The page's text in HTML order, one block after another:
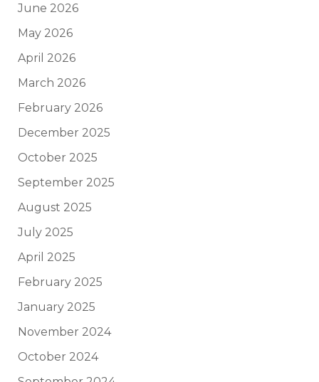
June 2026
May 2026
April 2026
March 2026
February 2026
December 2025
October 2025
September 2025
August 2025
July 2025
April 2025
February 2025
January 2025
November 2024
October 2024